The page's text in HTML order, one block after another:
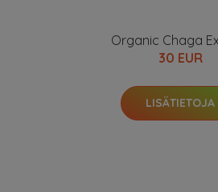
Organic Chaga
30 EUR
LISÄTIETOJA